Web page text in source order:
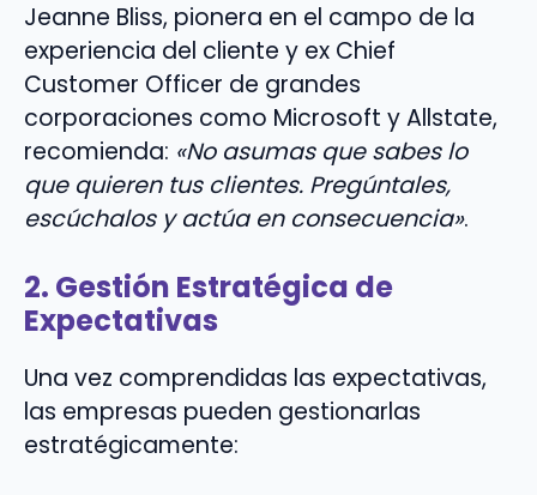
Jeanne Bliss, pionera en el campo de la
experiencia del cliente y ex Chief
Customer Officer de grandes
corporaciones como Microsoft y Allstate,
recomienda: «No asumas que sabes lo
que quieren tus clientes. Pregúntales,
escúchalos y actúa en consecuencia».
2. Gestión Estratégica de
Expectativas
Una vez comprendidas las expectativas,
las empresas pueden gestionarlas
estratégicamente: